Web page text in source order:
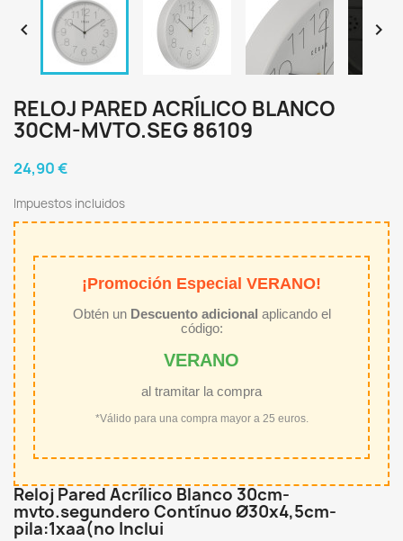
 
RELOJ PARED ACRÍLICO BLANCO
30CM-MVTO.SEG 86109
24,90 €
Impuestos incluidos
¡Promoción Especial VERANO!
Obtén un Descuento adicional aplicando el
código:
VERANO
al tramitar la compra
*Válido para una compra mayor a 25 euros.
Reloj Pared Acrílico Blanco 30cm-
mvto.segundero Contínuo Ø30x4,5cm-
pila:1xaa(no Inclui